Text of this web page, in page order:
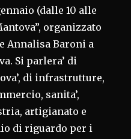
(dalle 10 alle
organizzato
Annalisa Baroni a
Si parlera’ di
di infrastrutture,
sanita’,
artigianato e
di riguardo per i